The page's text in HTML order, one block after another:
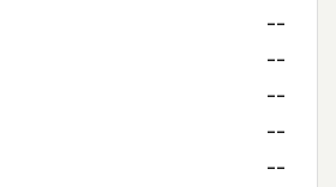
--
--
--
--
--